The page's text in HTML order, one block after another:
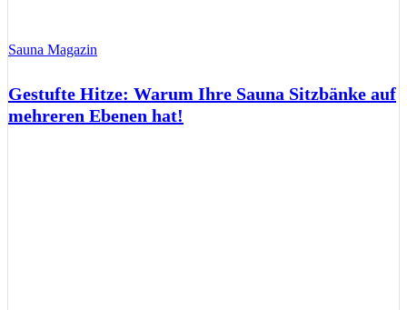
Sauna Magazin
Gestufte Hitze: Warum Ihre Sauna Sitzbänke auf
mehreren Ebenen hat!